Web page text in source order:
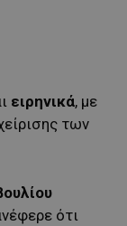
ειρηνικά, με
των
ότι